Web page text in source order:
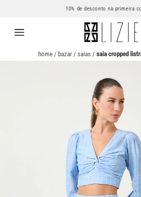
10% de desconto na primeira
home/ bazar/ saias/ saia cropped